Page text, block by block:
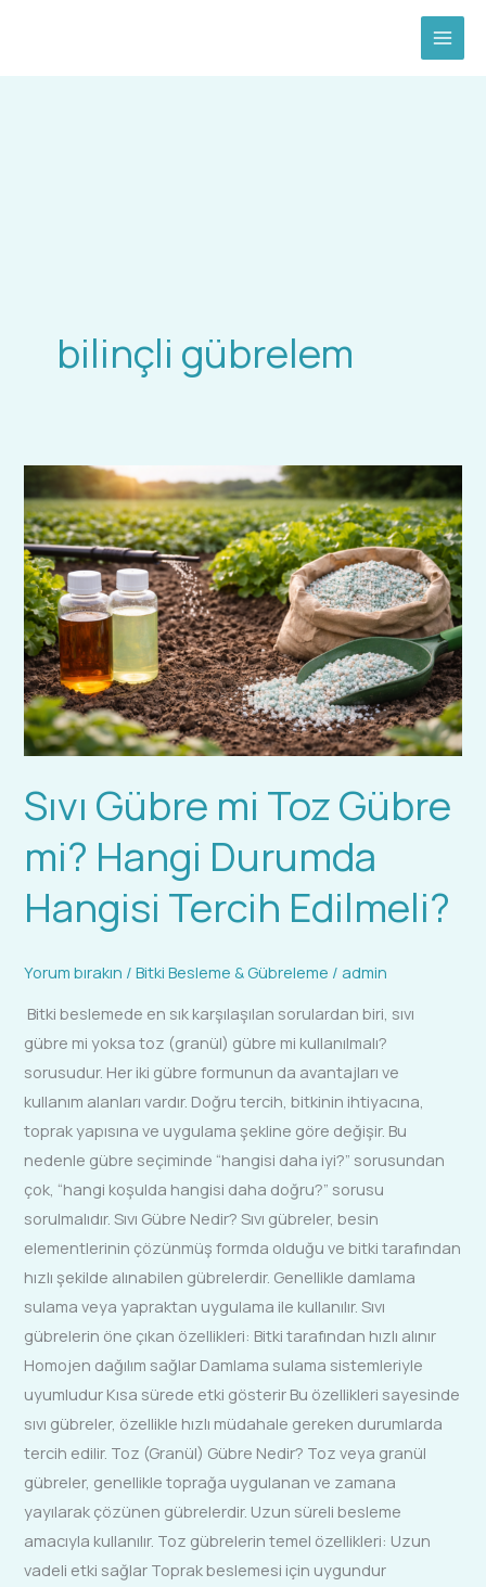
bilinçli gübrelem
Sıvı Gübre mi Toz Gübre
mi? Hangi Durumda
Hangisi Tercih Edilmeli?
Yorum bırakın /Bitki Besleme & Gübreleme / admin
Bitki beslemede en sık karşılaşılan sorulardan biri, sıvı
gübre mi yoksa toz (granül) gübre mi kullanılmalı?
sorusudur. Her iki gübre formunun da avantajları ve
kullanım alanları vardır. Doğru tercih, bitkinin ihtiyacına,
toprak yapısına ve uygulama şekline göre değişir. Bu
nedenle gübre seçiminde “hangisi daha iyi?” sorusundan
çok, “hangi koşulda hangisi daha doğru?” sorusu
sorulmalıdır. Sıvı Gübre Nedir? Sıvı gübreler, besin
elementlerinin çözünmüş formda olduğu ve bitki tarafından
hızlı şekilde alınabilen gübrelerdir. Genellikle damlama
sulama veya yapraktan uygulama ile kullanılır. Sıvı
gübrelerin öne çıkan özellikleri: Bitki tarafından hızlı alınır
Homojen dağılım sağlar Damlama sulama sistemleriyle
uyumludur Kısa sürede etki gösterir Bu özellikleri sayesinde
sıvı gübreler, özellikle hızlı müdahale gereken durumlarda
tercih edilir. Toz (Granül) Gübre Nedir? Toz veya granül
gübreler, genellikle toprağa uygulanan ve zamana
yayılarak çözünen gübrelerdir. Uzun süreli besleme
amacıyla kullanılır. Toz gübrelerin temel özellikleri: Uzun
vadeli etki sağlar Toprak beslemesi için uygundur
Gübre
mi
Toz
Gübre
mi?
Hangi
Durumda
Hangisi
Tercih